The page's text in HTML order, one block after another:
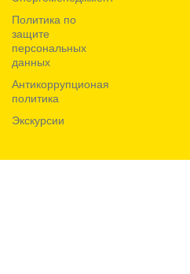
Политика по
защите
персональных
данных
Антикоррупционая
политика
Экскурсии